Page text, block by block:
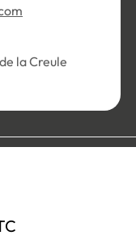
la Creule
: